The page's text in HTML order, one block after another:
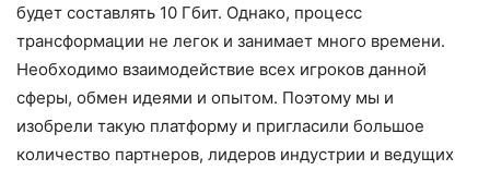
будет составлять 10 Гбит. Однако, процесс
трансформации не легок и занимает много времени.
Необходимо взаимодействие всех игроков данной
сферы, обмен идеями и опытом. Поэтому мы и
изобрели такую платформу и пригласили большое
количество партнеров, лидеров индустрии и ведущих